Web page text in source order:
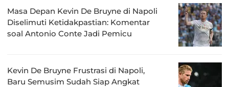
Masa Depan Kevin De Bruyne di Napoli
Diselimuti Ketidakpastian: Komentar
soal Antonio Conte Jadi Pemicu
Kevin De Bruyne Frustrasi di Napoli,
Baru Semusim Sudah Siap Angkat